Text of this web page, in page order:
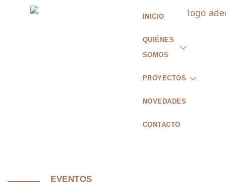
INICIO
QUIÉNES
SOMOS
PROYECTOS
NOVEDADES
CONTACTO
EVENTOS